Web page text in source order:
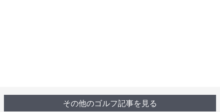
その他のゴルフ記事を見る